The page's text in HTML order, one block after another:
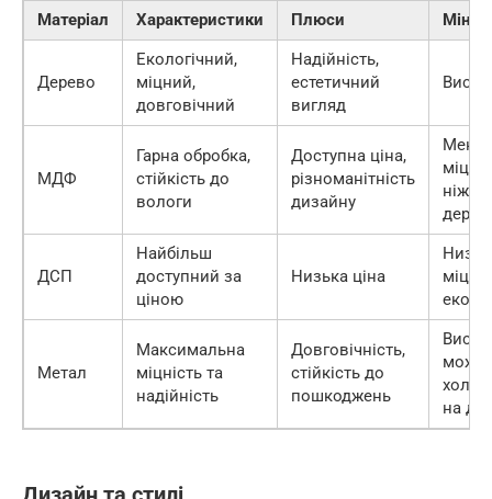
Матеріал Характеристики Плюси
Дерево
Екологічний,
міцний,
довговічний
Надійність,
естетичний
вигляд
МДФ
Гарна обробка,
стійкість до
вологи
Доступна ціна,
різноманітність
дизайну
ніж у
ДСП
Найбільш
доступний за
ціною
Низька ціна
Метал
Максимальна
міцність та
надійність
Довговічність,
стійкість до
пошкоджень
може
на